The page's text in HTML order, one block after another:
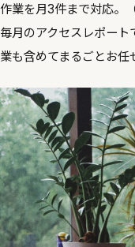
作業を月3件まで対応。
毎月のアクセスレポー
業も含めてまるごとお任